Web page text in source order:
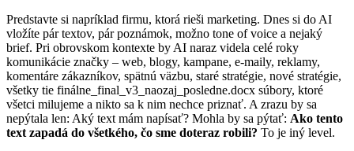
Predstavte si napríklad firmu, ktorá rieši marketing. Dnes si do AI
vložíte pár textov, pár poznámok, možno tone of voice a nejaký
brief. Pri obrovskom kontexte by AI naraz videla celé roky
komunikácie značky – web, blogy, kampane, e-maily, reklamy,
komentáre zákazníkov, spätnú väzbu, staré stratégie, nové stratégie,
všetky tie finálne_final_v3_naozaj_posledne.docx súbory, ktoré
všetci milujeme a nikto sa k nim nechce priznať. A zrazu by sa
nepýtala len: Aký text mám napísať? Mohla by sa pýtať: Ako tento
text zapadá do všetkého, čo sme doteraz robili? To je iný level.